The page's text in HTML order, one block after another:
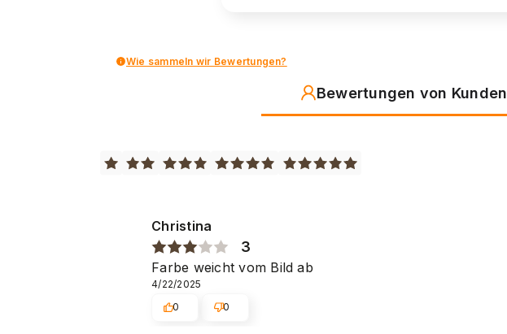
Wie sammeln wir Bewertungen?
Bewertungen von Kunden
Christina
3
Farbe weicht vom Bild ab
4/22/2025
0
0